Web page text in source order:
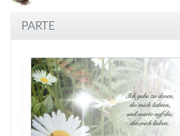
PARTE